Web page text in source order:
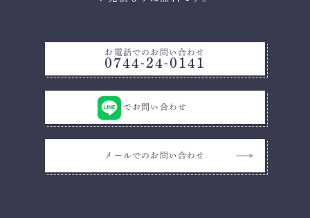
お電話でのお問い合わせ
0744-24-0141
でお問い合わせ
メールでのお問い合わせ